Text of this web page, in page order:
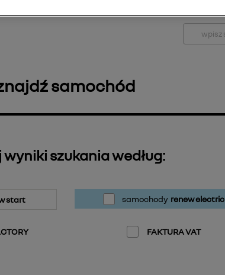
samochód
szukania według:
start samochody renew electric
FAKTURA VAT